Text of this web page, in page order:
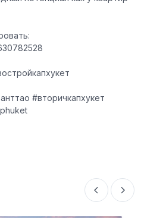
#вторичкапхукет